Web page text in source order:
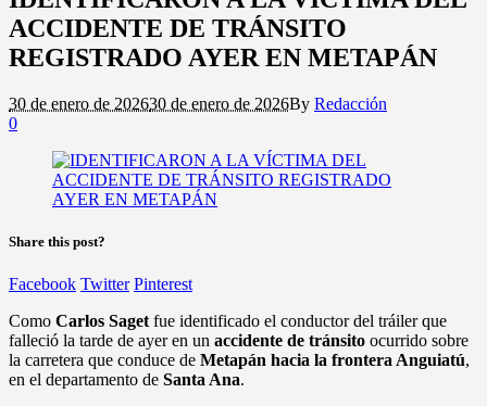
ACCIDENTE DE TRÁNSITO
REGISTRADO AYER EN METAPÁN
30 de enero de 202630 de enero de 2026By Redacción
0
Share this post?
Facebook Twitter Pinterest
Como Carlos Saget fue identificado el conductor del tráiler que
falleció la tarde de ayer en un accidente de tránsito ocurrido sobre
la carretera que conduce de Metapán hacia la frontera Anguiatú,
en el departamento de Santa Ana.